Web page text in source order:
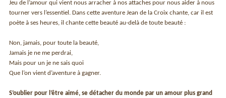
Jeu de l’amour qui vient nous arracher à nos attaches pour nous aider à nous
tourner vers l’essentiel. Dans cette aventure Jean de la Croix chante, car il est
poète à ses heures, il chante cette beauté au-delà de toute beauté :
Non, jamais, pour toute la beauté,
Jamais je ne me perdrai,
Mais pour un je ne sais quoi
Que l’on vient d’aventure à gagner.
S’oublier pour l’être aimé, se détacher du monde par un amour plus grand